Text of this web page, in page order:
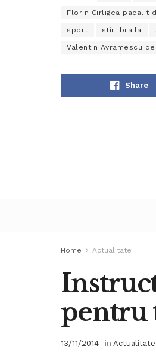
Florin Cirligea pacalit
sport stiri braila
Valentin Avramescu
Share
Home Actualitate
pentru
13/11/2014 in Actualitate